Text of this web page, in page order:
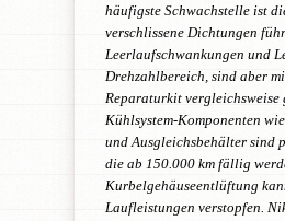
häufigste Schwachstelle ist
verschlissene Dichtungen
Leerlaufschwankungen und
Drehzahlbereich, sind aber
Reparaturkit vergleichsweise
Kühlsystem-Komponenten
und Ausgleichsbehälter sind
die ab 150.000 km fällig
Kurbelgehäuseentlüftung
Laufleistungen verstopfen.